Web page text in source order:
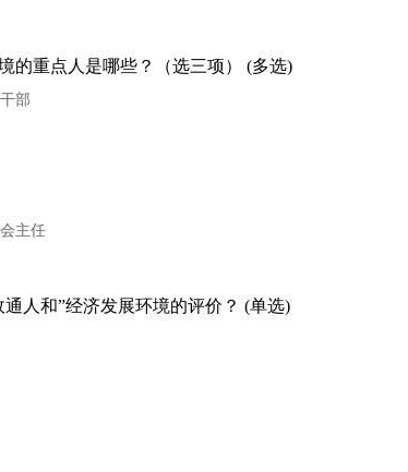
的重点人是哪些？（选三项） (多选)
部
主任
人和”经济发展环境的评价？ (单选)